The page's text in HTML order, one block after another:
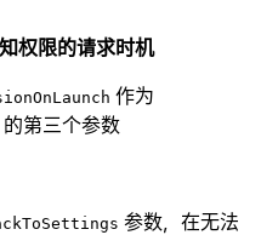
权限的请求时机
作为
的第三个参数
参数，在无法